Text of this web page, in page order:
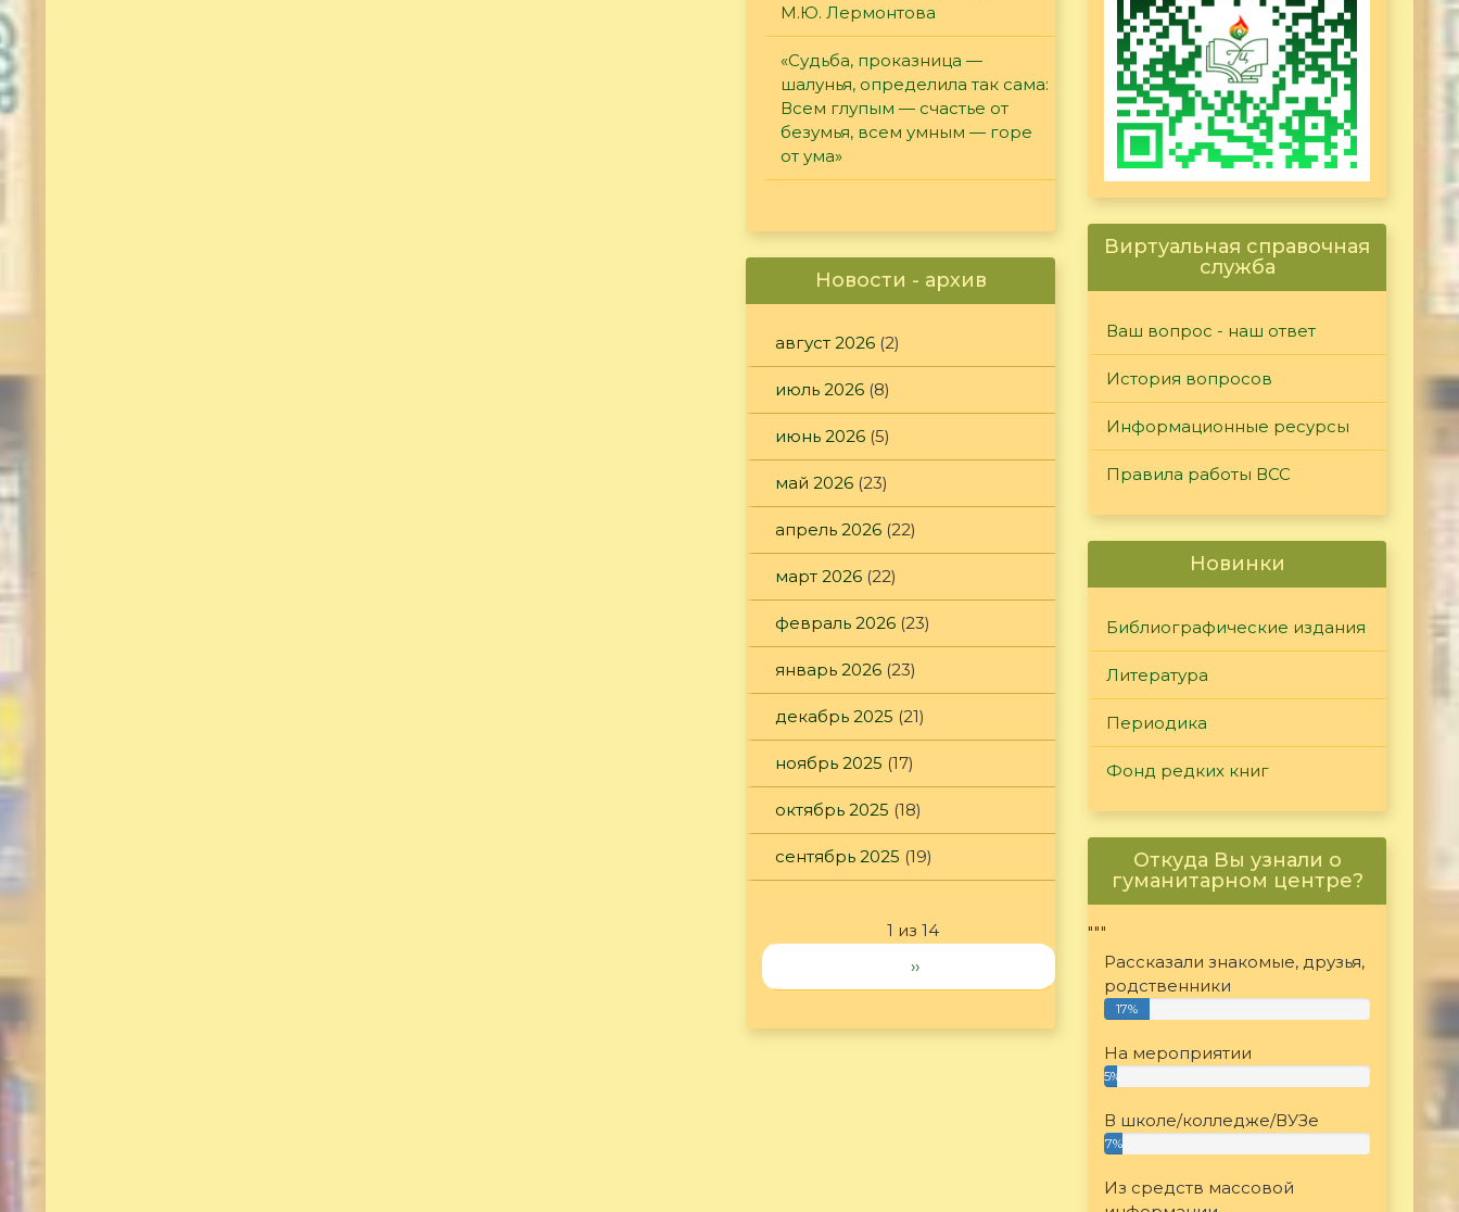
М.Ю. Лермонтова
«Судьба, проказница —
шалунья, определила так сама:
Всем глупым — счастье от
безумья, всем умным — горе
от ума»
Новости - архив
август 2026 (2)
июль 2026 (8)
июнь 2026 (5)
май 2026 (23)
апрель 2026 (22)
март 2026 (22)
февраль 2026 (23)
январь 2026 (23)
декабрь 2025 (21)
ноябрь 2025 (17)
октябрь 2025 (18)
сентябрь 2025 (19)
1 из 14
››
Виртуальная справочная
служба
Ваш вопрос - наш ответ
История вопросов
Информационные ресурсы
Правила работы ВСС
Новинки
Библиографические издания
Литература
Периодика
Фонд редких книг
Откуда Вы узнали о
гуманитарном центре?
"""
Рассказали знакомые, друзья,
родственники
17%
На мероприятии
5%
В школе/колледже/ВУЗе
7%
Из средств массовой